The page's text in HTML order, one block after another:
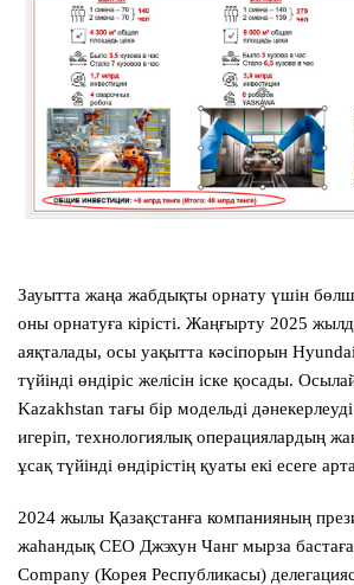
Зауытта жаңа жабдықты орнату үшін
оны орнатуға кірісті. Жаңғырту 2025
аяқталады, осы уақытта кәсіпорын
түйінді өндіріс желісін іске қосады.
Kazakhstan тағы бір модельді
игеріп, технологиялық операциялардың
ұсақ түйінді өндірістің қуаты екі есеге
2024 жылы Қазақстанға компанияның
жаһандық CEO Джэхун Чанг мырза
Company (Корея Республикасы)